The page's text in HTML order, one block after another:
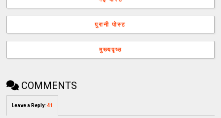
पुरानी पोस्ट
मुख्यपृष्ठ
COMMENTS
Leave a Reply:41